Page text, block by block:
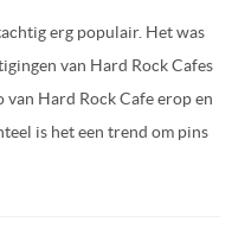
erg populair. Het was
van Hard Rock Cafes
Hard Rock Cafe erop en
is het een trend om pins